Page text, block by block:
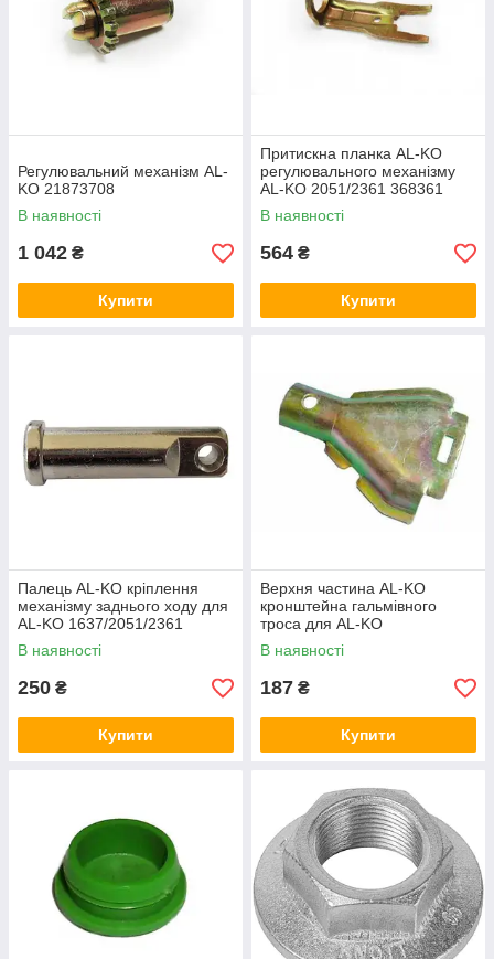
Регулювальний механізм AL-
KO 21873708
В наявності
1 042 ₴
Купити
Притискна планка AL-KO
регулювального механізму
AL-KO 2051/2361 368361
В наявності
564 ₴
Купити
Палець AL-KO кріплення
механізму заднього ходу для
AL-KO 1637/2051/2361
368651
В наявності
250 ₴
Купити
Верхня частина AL-KO
кронштейна гальмівного
троса для AL-KO
1637/2051/2361 371387
В наявності
187 ₴
Купити